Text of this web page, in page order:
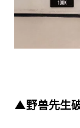
▲野兽先生